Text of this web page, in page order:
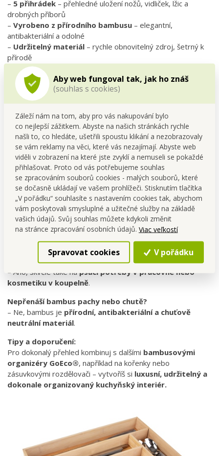
Aby web fungoval tak, jak ho znáš
(souhlas s cookies)
Záleží nám na tom, aby pro vás nakupování bylo
co nejlepší zážitkem. Abyste na našich stránkách rychle
našli to, co hledáte, ušetřili spoustu klikání a nezobrazovaly
se vám reklamy na věci, které vás nezajímají. Abyste web
viděli v zobrazení na které jste zvyklí a nemuseli se pokaždé
přihlašovat. Proto od vás potřebujeme souhlas
se zpracováním souborů cookies - malých souborů, které
se dočasně ukládají ve vašem prohlížeči. Stisknutím tlačítka
„V pořádku“ souhlasíte s nastavením cookies tak, abychom
vám poskytovali smysluplné a užitečné služby na základě
vašich údajů. Svůj souhlas můžete kdykoli změnit
na stránce zpracování osobních údajů. Viac veľkostí
Spravovat cookies V pořádku
– 5 přihrádek – přehledné uložení nožů, vidliček, lžic a
drobných příborů
– Vyrobeno z přírodního bambusu – elegantní,
antibakteriální a odolné
– Udržitelný materiál – rychle obnovitelný zdroj, šetrný k
přírodě
Pomáhá udržet pořádek v kuchyňské zásuvce
– Nadčasový design, který se hodí do moderních i
rustikálních kuchyní
– Rozměry:28 × 38,5 × 4,5 cm
– Materiál:bambus
– Počet přihrádek:5 ks
Údržba a doporučená péče:
Otírejvlhkým hadříkem, občas ošetři povrch
olejemurčeným na dřevo pro zvýšení životnosti. Nevystavuj
dlouhodobě vlhkosti a nedávej do myčky.
FAQ – nejčastější dotazy:
Vejde se příborník do všech běžných zásuvek?
– Ano, rozměr je navržen pro většinustandardních
kuchyňských zásuvek.
Lze použít i mimo kuchyň?
– Ano, skvělé také napsací potřeby v pracovně nebo
kosmetiku v koupelně.
Nepřenáší bambus pachy nebo chutě?
– Ne, bambus je přírodní, antibakteriální a chuťově
neutrální materiál.
Tipy a doporučení:
Pro dokonalý přehled kombinuj s dalšími bambusovými
organizéry GoEco®, například na kořenky nebo
zásuvkovými rozdělovači – vytvoříš si luxusní, udržitelný a
dokonale organizovaný kuchyňský interiér.